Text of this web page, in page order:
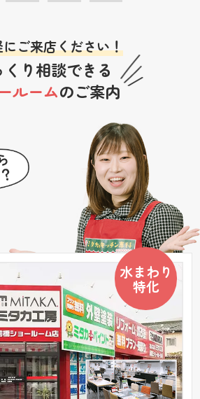
ご来店ください！
くり相談できる
ルームのご案内
水まわり
特化